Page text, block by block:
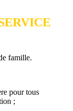
famille.
pour tous
;